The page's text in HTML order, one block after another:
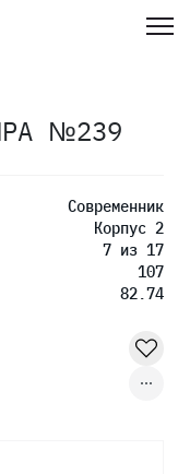
№239
Современник
Корпус 2
7 из 17
107
82.74